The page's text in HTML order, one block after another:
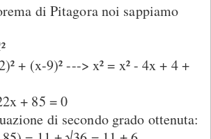
di Pitagora noi sappiamo
+ (x-9)² ---> x² = x² - 4x + 4 +
+ 85 = 0
di secondo grado ottenuta: